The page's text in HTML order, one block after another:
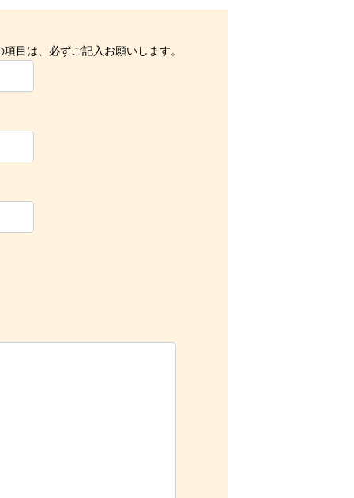
項目は、必ずご記入お願いします。